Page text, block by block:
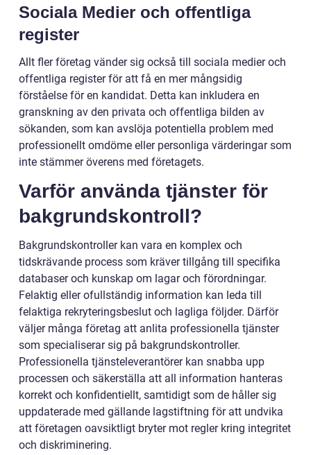
Sociala Medier och offentliga
register
Allt fler företag vänder sig också till sociala medier och
offentliga register för att få en mer mångsidig
förståelse för en kandidat. Detta kan inkludera en
granskning av den privata och offentliga bilden av
sökanden, som kan avslöja potentiella problem med
professionellt omdöme eller personliga värderingar som
inte stämmer överens med företagets.
Varför använda tjänster för
bakgrundskontroll?
Bakgrundskontroller kan vara en komplex och
tidskrävande process som kräver tillgång till specifika
databaser och kunskap om lagar och förordningar.
Felaktig eller ofullständig information kan leda till
felaktiga rekryteringsbeslut och lagliga följder. Därför
väljer många företag att anlita professionella tjänster
som specialiserar sig på bakgrundskontroller.
Professionella tjänsteleverantörer kan snabba upp
processen och säkerställa att all information hanteras
korrekt och konfidentiellt, samtidigt som de håller sig
uppdaterade med gällande lagstiftning för att undvika
att företagen oavsiktligt bryter mot regler kring integritet
och diskriminering.